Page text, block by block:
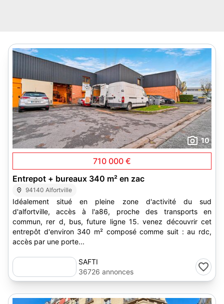
10
710 000 €
Entrepot + bureaux 340 m² en zac
94140 Alfortville
Idéalement situé en pleine zone d'activité du sud
d'alfortville, accès à l'a86, proche des transports en
commun, rer d, bus, future ligne 15. venez découvrir cet
entrepôt d'environ 340 m² composé comme suit : au rdc,
accès par une porte...
SAFTI
36726 annonces